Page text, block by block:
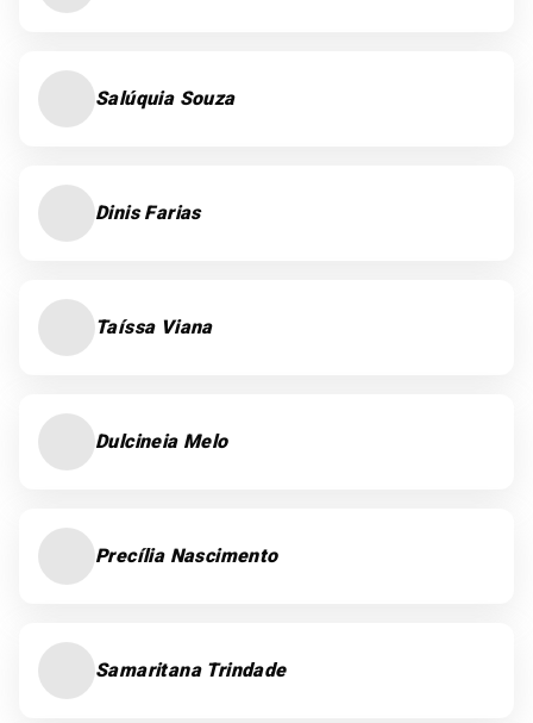
Salúquia Souza
Dinis Farias
Taíssa Viana
Dulcineia Melo
Precília Nascimento
Samaritana Trindade